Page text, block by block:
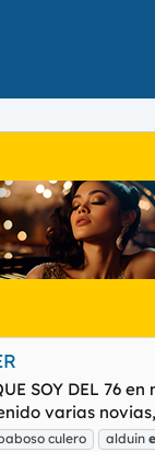
SOY DEL 76
varias
culero alduin